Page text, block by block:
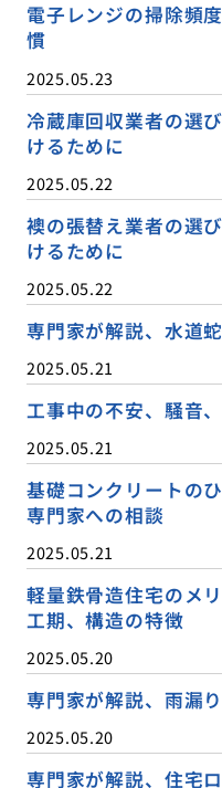
電子レンジの掃除頻
慣
2025.05.23
冷蔵庫回収業者の選
けるために
2025.05.22
襖の張替え業者の選
けるために
2025.05.22
専門家が解説、水道
2025.05.21
工事中の不安、騒音
2025.05.21
基礎コンクリートの
専門家への相談
2025.05.21
軽量鉄骨造住宅のメ
工期、構造の特徴
2025.05.20
専門家が解説、雨漏
2025.05.20
専門家が解説、住宅